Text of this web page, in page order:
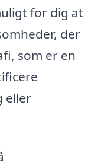
for dig at
der
som er en
eller